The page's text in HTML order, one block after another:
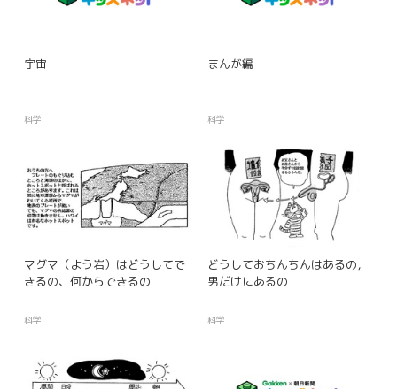
宇宙
科学
まんが編
科学
マグマ（よう岩）はどうしてで
きるの、何からできるの
科学
どうしておちんちんはあるの，
男だけにあるの
科学